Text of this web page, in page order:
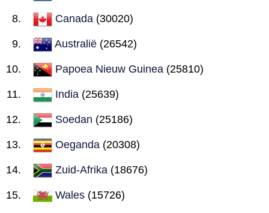
Canada (30020)
Australië (26542)
Papoea Nieuw Guinea (25810)
India (25639)
Soedan (25186)
Oeganda (20308)
Zuid-Afrika (18676)
Wales (15726)